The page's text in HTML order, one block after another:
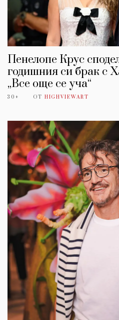
Пенелопе Крус
годишния си брак с
„Все още се уча“
30+ ОТ HIGHVIEWART